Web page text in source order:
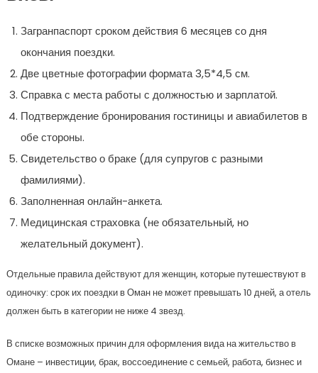
Загранпаспорт сроком действия 6 месяцев со дня
окончания поездки.
Две цветные фотографии формата 3,5*4,5 см.
Справка с места работы с должностью и зарплатой.
Подтверждение бронирования гостиницы и авиабилетов в
обе стороны.
Свидетельство о браке (для супругов с разными
фамилиями).
Заполненная онлайн-анкета.
Медицинская страховка (не обязательный, но
желательный документ).
Отдельные правила действуют для женщин, которые путешествуют в
одиночку: срок их поездки в Оман не может превышать 10 дней, а отель
должен быть в категории не ниже 4 звезд.
В списке возможных причин для оформления вида на жительство в
Омане – инвестиции, брак, воссоединение с семьей, работа, бизнес и